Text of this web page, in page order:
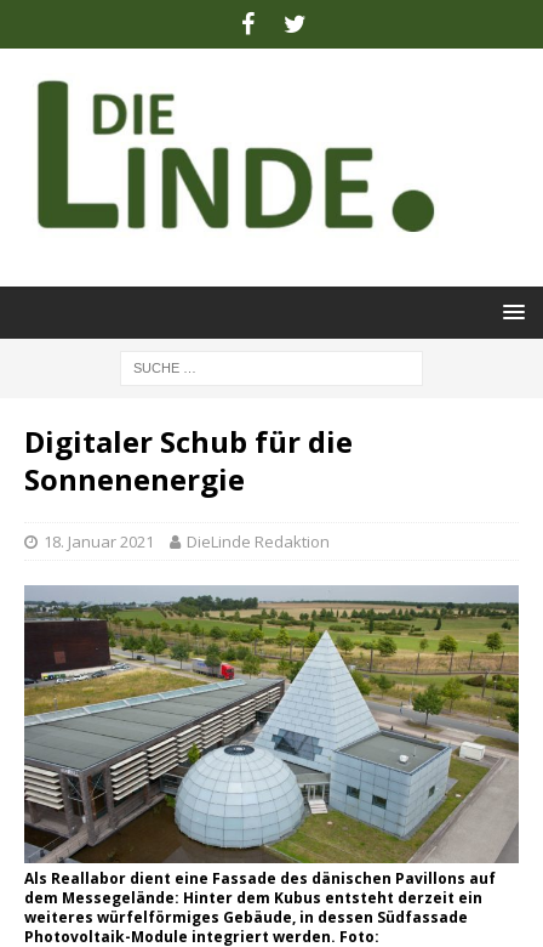
Digitaler Schub für die
Sonnenenergie
18. Januar 2021 DieLinde Redaktion
Als Reallabor dient eine Fassade des dänischen Pavillons auf
dem Messegelände: Hinter dem Kubus entsteht derzeit ein
weiteres würfelförmiges Gebäude, in dessen Südfassade
Photovoltaik-Module integriert werden. Foto: